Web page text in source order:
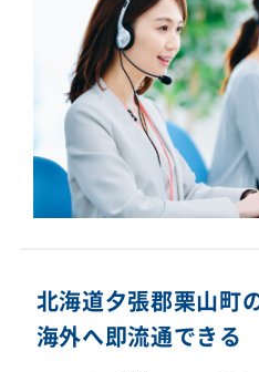
北海道夕張郡栗山町
海外へ即流通できる